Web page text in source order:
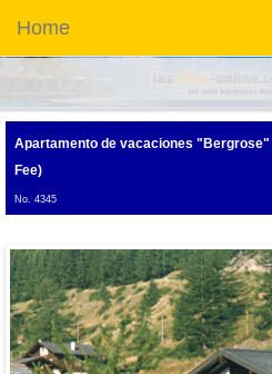
Home
Apartamento de vacaciones "Bergrose"
Fee)
No. 4345